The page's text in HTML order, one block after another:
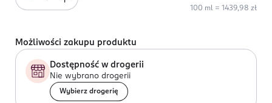
100 ml = 1439,98 zł
Możliwości zakupu produktu
Dostępność w drogerii
Nie wybrano drogerii
Wybierz drogerię